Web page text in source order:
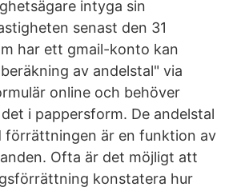
intyga sin
senast den 31
har ett gmail-konto kan
av andelstal" via
online och behöver
i pappersform. De andelstal
förrättningen är en funktion av
Ofta är det möjligt att
konstatera hur